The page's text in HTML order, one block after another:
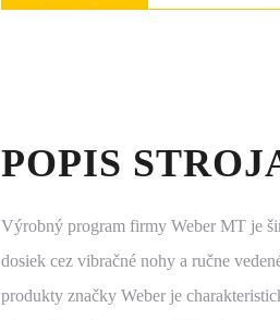
POPIS
Výrobný program firmy Weber MT je
dosiek cez vibračné nohy a ručne
produkty značky Weber je